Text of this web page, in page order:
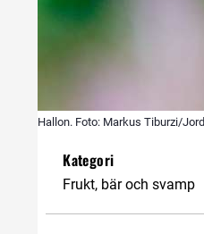
Hallon. Foto: Markus Tiburzi/
Kategori
Frukt, bär och svamp